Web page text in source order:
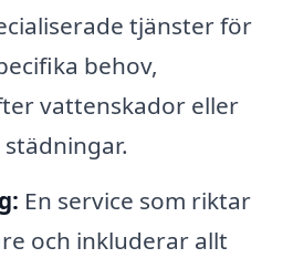
tjänster för
behov,
vattenskador eller
En service som riktar
och inkluderar allt